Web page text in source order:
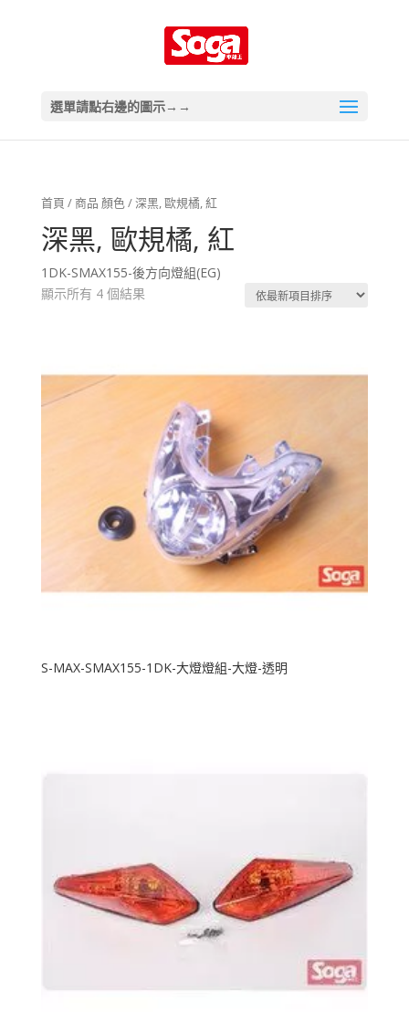
選單請點右邊的圖示→→
首頁 / 商品 顏色 / 深黑, 歐規橘, 紅
深黑, 歐規橘, 紅
1DK-SMAX155-後方向燈組(EG)
顯示所有 4 個結果
S-MAX-SMAX155-1DK-大燈燈組-大燈-透明